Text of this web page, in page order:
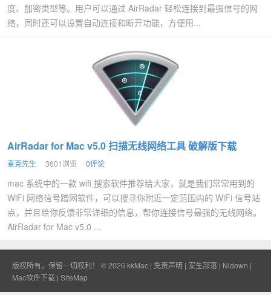
度、加密类型等。用户可以通过 AirRadar 轻松连接到最强信号的网
络，同时还可以设置自动连接和断开功能，方便用...
AirRadar for Mac v5.0 扫描无线网络工具 破解版下载
麦克先生 3601浏览 0评论
mac 系统中的一款 wifi 搜索软件推荐给大家，就是我们常常用到的
WiFi 网络信号蹭网软件，可以搜寻你附近一定范围内的 WiFi 信号站
点，并且给你反馈非常详细的信息，帮你连接信号最强的无线网络。
AirRadar for Mac v5.0 ...
版权所有，保留一切权利！ © 2026 kkMac | 免责声明 | 安生部落 | Nidown |
Mac软件下载 | SiteMap